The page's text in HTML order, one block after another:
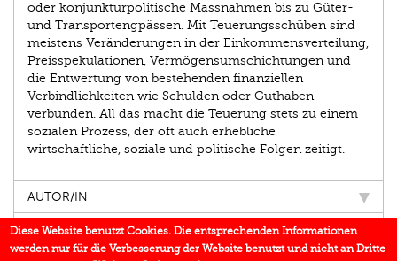
oder konjunkturpolitische Massnahmen bis zu Güter-
und Transportengpässen. Mit Teuerungsschüben sind
meistens Veränderungen in der Einkommensverteilung,
Preisspekulationen, Vermögensumschichtungen und
die Entwertung von bestehenden finanziellen
Verbindlichkeiten wie Schulden oder Guthaben
verbunden. All das macht die Teuerung stets zu einem
sozialen Prozess, der oft auch erhebliche
wirtschaftliche, soziale und politische Folgen zeitigt.
AUTOR/IN
EINBLICK
Diese Website benutzt Cookies. Die entsprechenden Informationen
werden nur für die Verbesserung der Website benutzt und nicht an Dritte